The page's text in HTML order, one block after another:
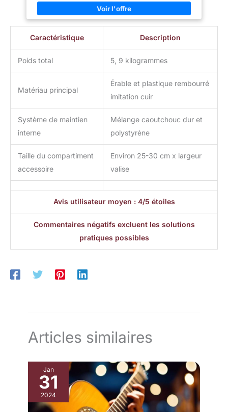
Caractéristique Description
Poids total 5, 9 kilogrammes
Matériau principal
Érable et plastique rembourré
imitation cuir
Système de maintien
interne
Mélange caoutchouc dur et
polystyrène
Taille du compartiment
accessoire
Environ 25-30 cm x largeur
valise
Avis utilisateur moyen : 4/5 étoiles
Commentaires négatifs excluent les solutions
pratiques possibles
Articles similaires
Jan
31
2024